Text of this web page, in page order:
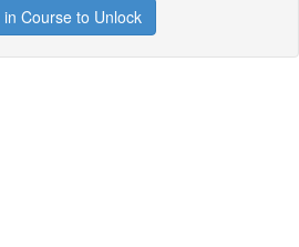
in Course to Unlock